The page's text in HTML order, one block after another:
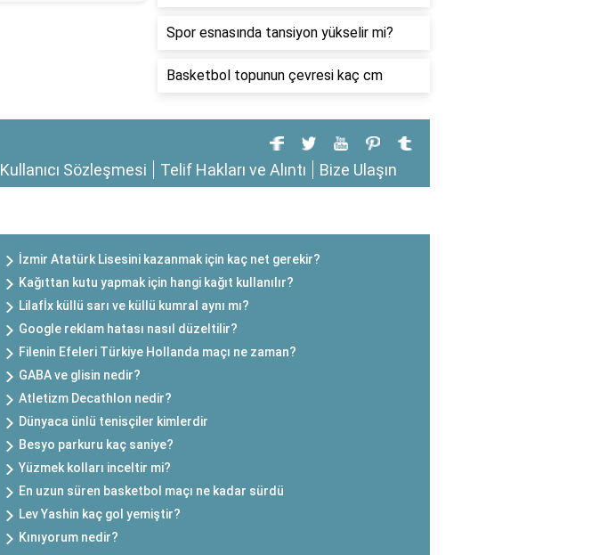
Spor esnasında tansiyon yükselir mi?
Basketbol topunun çevresi kaç cm
Kullanıcı Sözleşmesi Telif Hakları ve Alıntı Bize Ulaşın
İzmir Atatürk Lisesini kazanmak için kaç net gerekir?
Kağıttan kutu yapmak için hangi kağıt kullanılır?
Lilafİx küllü sarı ve küllü kumral aynı mı?
Google reklam hatası nasıl düzeltilir?
Filenin Efeleri Türkiye Hollanda maçı ne zaman?
GABA ve glisin nedir?
Atletizm Decathlon nedir?
Dünyaca ünlü tenisçiler kimlerdir
Besyo parkuru kaç saniye?
Yüzmek kolları inceltir mi?
En uzun süren basketbol maçı ne kadar sürdü
Lev Yashin kaç gol yemiştir?
Kınıyorum nedir?